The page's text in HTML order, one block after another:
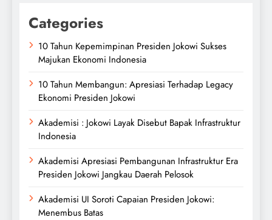
Categories
10 Tahun Kepemimpinan Presiden Jokowi Sukses
Majukan Ekonomi Indonesia
10 Tahun Membangun: Apresiasi Terhadap Legacy
Ekonomi Presiden Jokowi
Akademisi : Jokowi Layak Disebut Bapak Infrastruktur
Indonesia
Akademisi Apresiasi Pembangunan Infrastruktur Era
Presiden Jokowi Jangkau Daerah Pelosok
Akademisi UI Soroti Capaian Presiden Jokowi:
Menembus Batas